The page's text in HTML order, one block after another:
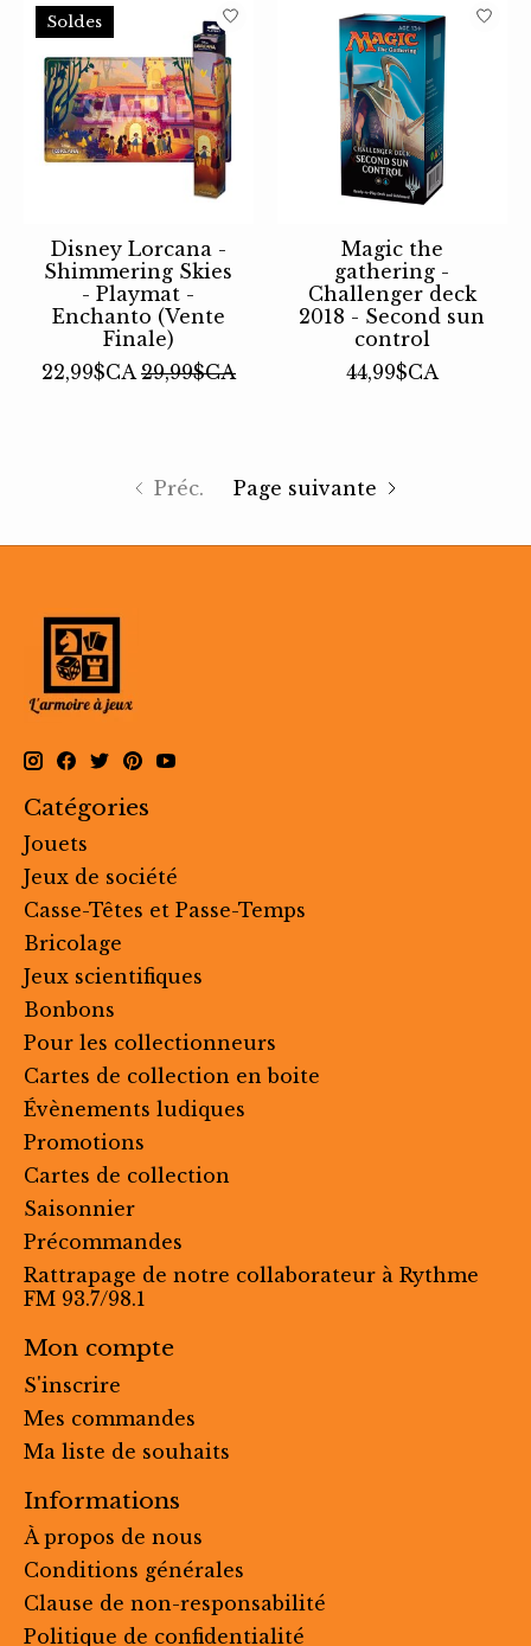
Soldes
Disney Lorcana -
Shimmering Skies
- Playmat -
Enchanto (Vente
Finale)
22,99$CA 29,99$CA
Magic the
gathering -
Challenger deck
2018 - Second sun
control
44,99$CA
Préc. Page suivante
Catégories
Jouets
Jeux de société
Casse-Têtes et Passe-Temps
Bricolage
Jeux scientifiques
Bonbons
Pour les collectionneurs
Cartes de collection en boite
Évènements ludiques
Promotions
Cartes de collection
Saisonnier
Précommandes
Rattrapage de notre collaborateur à Rythme
FM 93.7/98.1
Mon compte
S'inscrire
Mes commandes
Ma liste de souhaits
Informations
À propos de nous
Conditions générales
Clause de non-responsabilité
Politique de confidentialité